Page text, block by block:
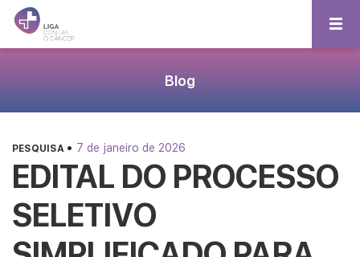
Blog
PESQUISA • 7 de janeiro de 2026
EDITAL DO PROCESSO
SELETIVO